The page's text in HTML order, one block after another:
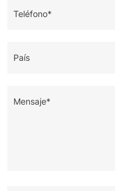
Teléfono*
País
Mensaje*